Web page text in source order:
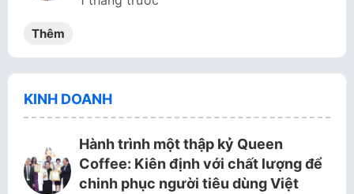
Thêm
KINH DOANH
Hành trình một thập kỷ Queen
Coffee: Kiên định với chất lượng để
chinh phục người tiêu dùng Việt